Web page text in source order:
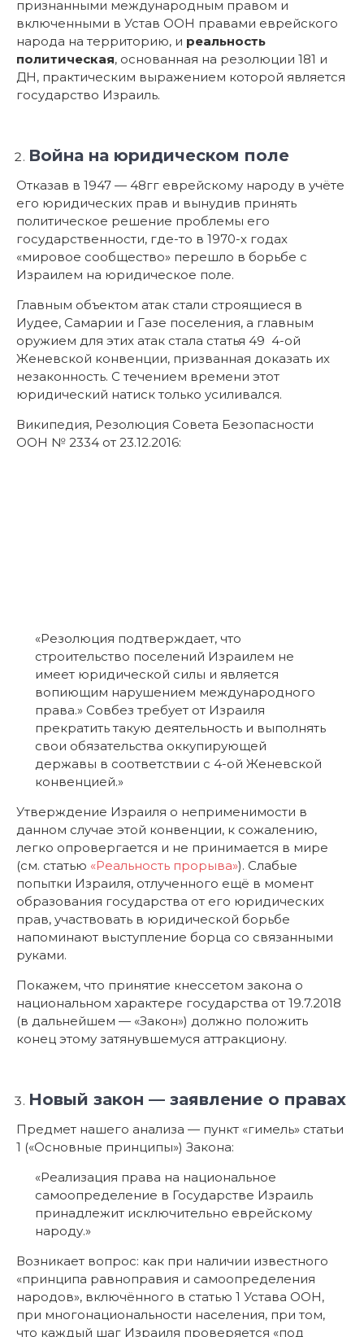
признанными международным правом и
включенными в Устав ООН правами еврейского
народа на территорию, и реальность
политическая, основанная на резолюции 181 и
ДН, практическим выражением которой является
государство Израиль.
Война на юридическом поле
Отказав в 1947 — 48гг еврейскому народу в учёте
его юридических прав и вынудив принять
политическое решение проблемы его
государственности, где-то в 1970-х годах
«мировое сообщество» перешло в борьбе с
Израилем на юридическое поле.
Главным объектом атак стали строящиеся в
Иудее, Самарии и Газе поселения, а главным
оружием для этих атак стала статья 49 4-ой
Женевской конвенции, призванная доказать их
незаконность. С течением времени этот
юридический натиск только усиливался.
Википедия, Резолюция Совета Безопасности
ООН № 2334 от 23.12.2016:
права.» Совбез требует от Израиля
прекратить такую деятельность и выполнять
свои обязательства оккупирующей
державы в соответствии с 4-ой Женевской
конвенцией.»
Утверждение Израиля о неприменимости в
данном случае этой конвенции, к сожалению,
легко опровергается и не принимается в мире
(см. статью«Реальность прорыва»
попытки Израиля, отлученного ещё в момент
образования государства от его юридических
прав, участвовать в юридической борьбе
напоминают выступление борца со связанными
руками.
Покажем, что принятие кнессетом закона о
национальном характере государства от 19.7.2018
(в дальнейшем — «Закон») должно положить
конец этому затянувшемуся аттракциону.
Новый закон — заявление о правах
«Реализация права на национальное
принадлежит исключительно еврейскому
народу.»
Возникает вопрос: как при наличии известного
«принципа равноправия и самоопределения
народов», включённого в статью 1 Устава ООН,
при многонациональности населения, при том,
что каждый шаг Израиля проверяется «под
микроскопом» — как парламент еврейского
государства мог позволить себе ввести в один из
Основных законов страны такой рискованный
пункт?